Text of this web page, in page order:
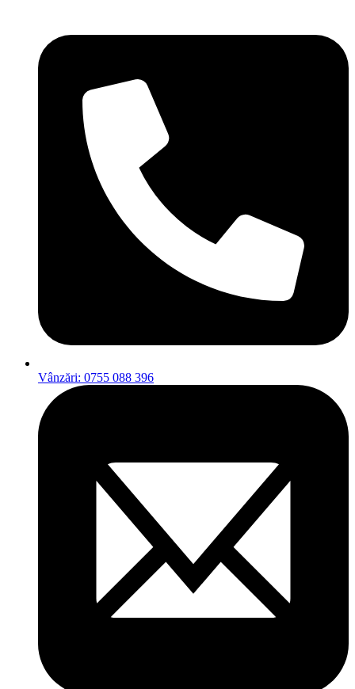
Vânzări: 0755 088 396